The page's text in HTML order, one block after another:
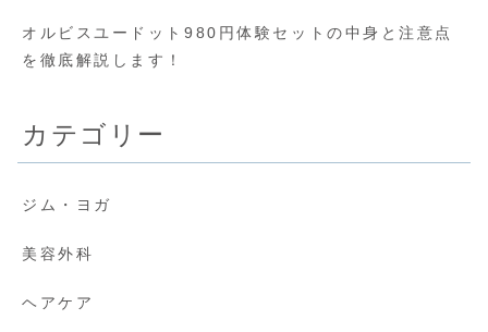
オルビスユードット980円体験セットの中身と注意点
を徹底解説します！
カテゴリー
ジム・ヨガ
美容外科
ヘアケア